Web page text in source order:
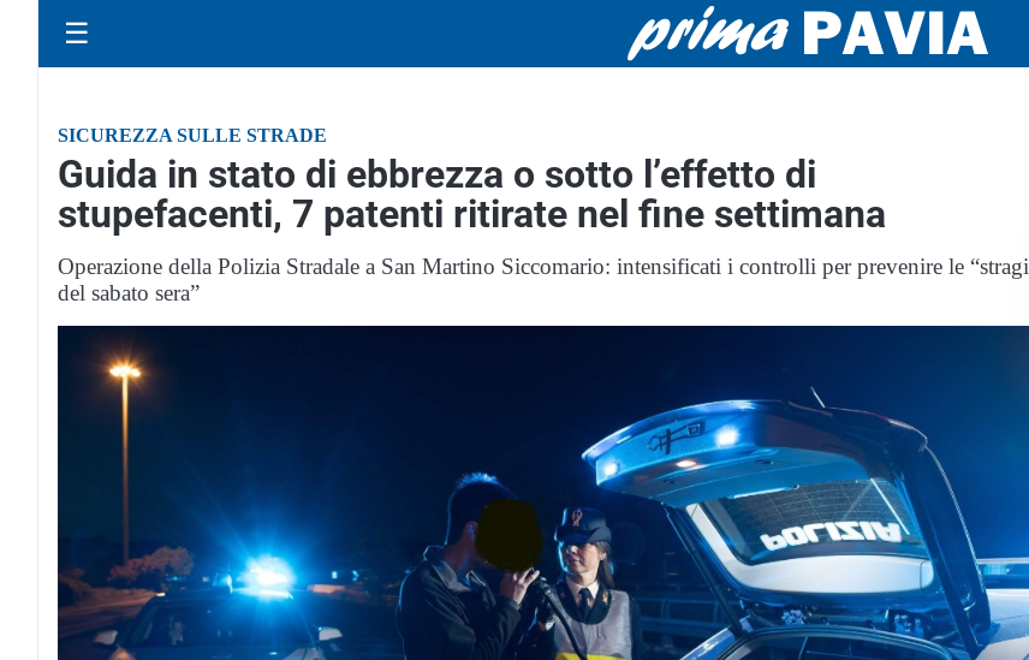
☰
SICUREZZA SULLE STRADE
Guida in stato di ebbrezza o sotto l’effetto di
stupefacenti, 7 patenti ritirate nel fine settimana
Operazione della Polizia Stradale a San Martino Siccomario: intensificati i controlli per prevenire le “stragi
del sabato sera”